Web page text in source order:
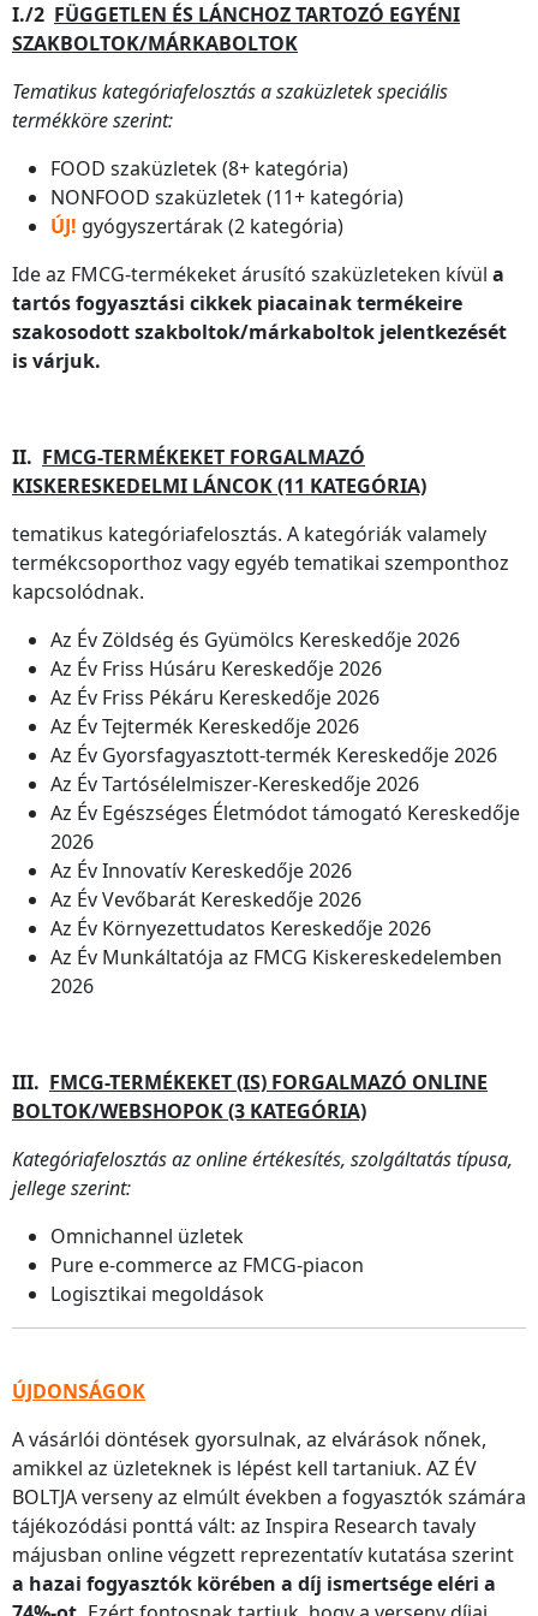
I./2 FÜGGETLEN ÉS LÁNCHOZ TARTOZÓ EGYÉNI
SZAKBOLTOK/MÁRKABOLTOK
Tematikus kategóriafelosztás a szaküzletek speciális
termékköre szerint:
FOOD szaküzletek (8+ kategória)
NONFOOD szaküzletek (11+ kategória)
ÚJ! gyógyszertárak (2 kategória)
Ide az FMCG-termékeket árusító szaküzleteken kívül a
tartós fogyasztási cikkek piacainak termékeire
szakosodott szakboltok/márkaboltok jelentkezését
is várjuk.
II. FMCG-TERMÉKEKET FORGALMAZÓ
KISKERESKEDELMI LÁNCOK (11 KATEGÓRIA)
tematikus kategóriafelosztás. A kategóriák valamely
termékcsoporthoz vagy egyéb tematikai szemponthoz
kapcsolódnak.
Az Év Zöldség és Gyümölcs Kereskedője 2026
Az Év Friss Húsáru Kereskedője 2026
Az Év Friss Pékáru Kereskedője 2026
Az Év Tejtermék Kereskedője 2026
Az Év Gyorsfagyasztott-termék Kereskedője 2026
Az Év Tartósélelmiszer-Kereskedője 2026
Az Év Egészséges Életmódot támogató Kereskedője
2026
Az Év Innovatív Kereskedője 2026
Az Év Vevőbarát Kereskedője 2026
Az Év Környezettudatos Kereskedője 2026
Az Év Munkáltatója az FMCG Kiskereskedelemben
2026
III. FMCG-TERMÉKEKET (IS) FORGALMAZÓ ONLINE
BOLTOK/WEBSHOPOK (3 KATEGÓRIA)
Kategóriafelosztás az online értékesítés, szolgáltatás típusa,
jellege szerint:
Omnichannel üzletek
Pure e-commerce az FMCG-piacon
Logisztikai megoldások
ÚJDONSÁGOK
A vásárlói döntések gyorsulnak, az elvárások nőnek,
amikkel az üzleteknek is lépést kell tartaniuk. AZ ÉV
BOLTJA verseny az elmúlt években a fogyasztók számára
tájékozódási ponttá vált: az Inspira Research tavaly
májusban online végzett reprezentatív kutatása szerint
a hazai fogyasztók körében a díj ismertsége eléri a